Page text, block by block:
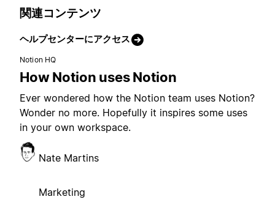
関連コンテンツ
ヘルプセンターにアクセス
Notion HQ
How Notion uses Notion
Ever wondered how the Notion team uses Notion?
Wonder no more. Hopefully it inspires some uses
in your own workspace.
Nate Martins
Marketing